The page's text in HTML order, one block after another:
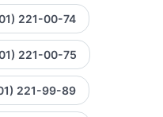
221-00-74
221-00-75
221-99-89